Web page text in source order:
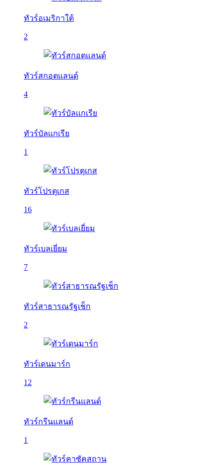
ทัวร์อเมริกาใต้
2
ทัวร์สกอตแลนด์
4
ทัวร์บัลเเกเรีย
1
ทัวร์โปรตุเกส
16
ทัวร์เบลเยี่ยม
7
ทัวร์สาธารณรัฐเช็ก
2
ทัวร์เดนมาร์ก
12
ทัวร์กรีนแลนด์
1